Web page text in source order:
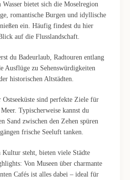
Wasser bietet sich die Moselregion
romantische Burgen und idyllische
ein. Häufig findest du hier
auf die Flusslandschaft.
du Badeurlaub, Radtouren entlang
Ausflüge zu Sehenswürdigkeiten
historischen Altstädten.
sind perfekte Ziele für
Typischerweise kannst du
Sand zwischen den Zehen spüren
frische Seeluft tanken.
steht, bieten viele Städte
Von Museen über charmante
Cafés ist alles dabei – ideal für